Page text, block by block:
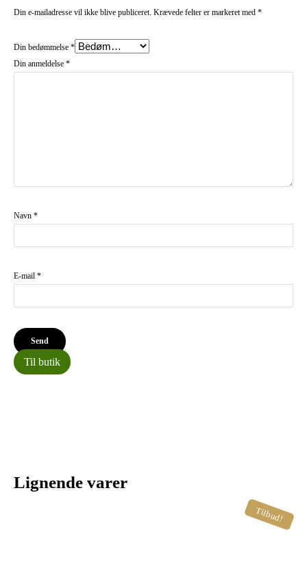
Din e-mailadresse vil ikke blive publiceret. Krævede felter er markeret med *
Din bedømmelse *
Din anmeldelse *
Navn *
E-mail *
Til butik
Lignende varer
Tilbud!